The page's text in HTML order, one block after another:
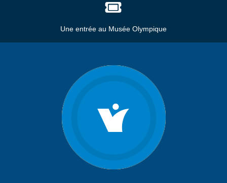
Une entrée au Musée Olympique